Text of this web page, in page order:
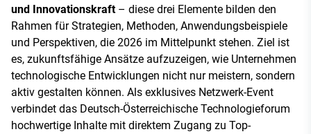
und Innovationskraft– diese drei Elemente bilden den
Rahmen für Strategien, Methoden, Anwendungsbeispiele
und Perspektiven, die 2026 im Mittelpunkt stehen. Ziel ist
es, zukunftsfähige Ansätze aufzuzeigen, wie Unternehmen
technologische Entwicklungen nicht nur meistern, sondern
aktiv gestalten können. Als exklusives Netzwerk-Event
verbindet das Deutsch-Österreichische Technologieforum
hochwertige Inhalte mit direktem Zugang zu Top-